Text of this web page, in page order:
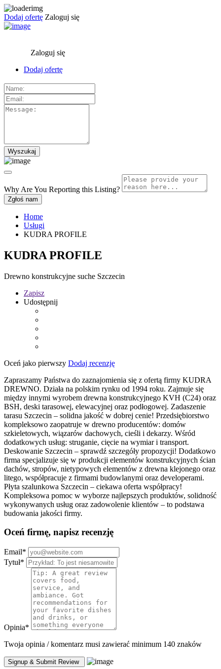
Dodaj ofertę Zaloguj się
Zaloguj się
Dodaj ofertę
Why Are You Reporting this Listing?
Zgłoś nam
Home
Usługi
KUDRA PROFILE
KUDRA PROFILE
Drewno konstrukcyjne suche Szczecin
Zapisz
Udostępnij
Oceń jako pierwszy Dodaj recenzję
Zapraszamy Państwa do zaznajomienia się z ofertą firmy KUDRA
DREWNO. Działa na polskim rynku od 1994 roku. Zajmuje się
między innymi wyrobem drewna konstrukcyjnego KVH (C24) oraz
BSH, deski tarasowej, elewacyjnej oraz podłogowej. Zadaszenie
tarasu Szczecin – solidna jakość w dobrej cenie! Przedsiębiorstwo
kompleksowo zaopatruje w drewno producentów: domów
szkieletowych, wiązarów dachowych, cieśli i dekarzy. Wśród
dodatkowych usług: struganie, cięcie na wymiar i transport.
Deskowanie Szczecin – sprawdź szczegóły propozycji! Dodatkowo
firma specjalizuje się w produkcji elementów konstrukcyjnych ścian
dachów, stropów, nietypowych elementów z drewna klejonego oraz
litego, współpracuje z firmami budowlanymi oraz developerami.
Płyta szalunkowa Szczecin – ciekawa oferta współpracy!
Kompleksowa pomoc w wyborze najlepszych produktów, solidność
wykonywanych usług oraz zadowolenie klientów – to podstawa
budowania jakości firmy.
Oceń firmę, napisz recenzję
Email*
Tytuł*
Opinia*
Twoja opinia / komentarz musi zawierać minimum 140 znaków